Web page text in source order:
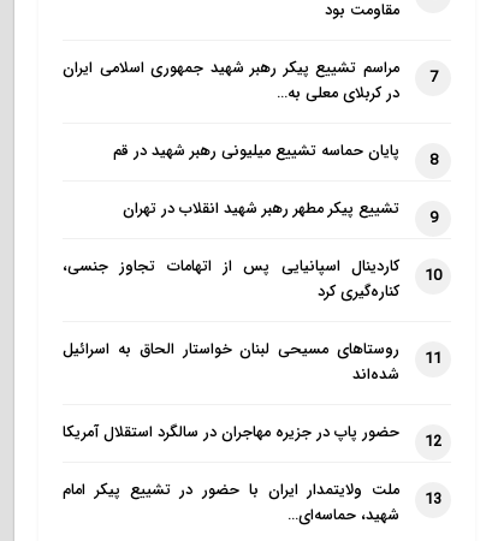
مقاومت بود
7
مراسم تشییع پیکر رهبر شهید جمهوری اسلامی ایران
در کربلای معلی به…
8 پایان حماسه تشییع میلیونی رهبر شهید در قم
9 تشییع پیکر مطهر رهبر شهید انقلاب در تهران
10
کاردینال اسپانیایی پس از اتهامات تجاوز جنسی،
کناره‌گیری کرد
11
روستاهای مسیحی لبنان خواستار الحاق به اسرائیل
شده‌اند
12 حضور پاپ در جزیره مهاجران در سالگرد استقلال آمریکا
13
ملت ولایتمدار ایران با حضور در تشییع پیکر امام
شهید، حماسه‌ای…